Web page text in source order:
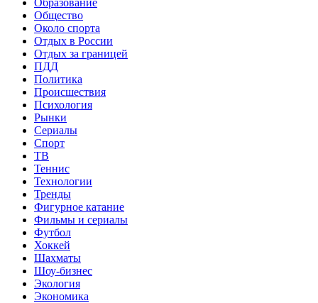
Общество
Около спорта
Отдых в России
Отдых за границей
ПДД
Политика
Происшествия
Психология
Рынки
Сериалы
Спорт
ТВ
Теннис
Технологии
Тренды
Фигурное катание
Фильмы и сериалы
Футбол
Хоккей
Шахматы
Шоу-бизнес
Экология
Экономика